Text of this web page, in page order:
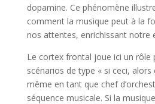
dopamine. Ce phénomène
comment la musique peut à la
nos attentes, enrichissant notre
Le cortex frontal joue ici un rôle
scénarios de type « si ceci, alors
même en tant que chef
séquence musicale. Si la